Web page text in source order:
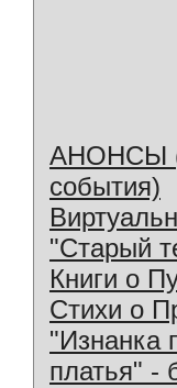
АНОНСЫ
события)
"Старый
Книги о
Стихи о
"Изнанка
платья" -